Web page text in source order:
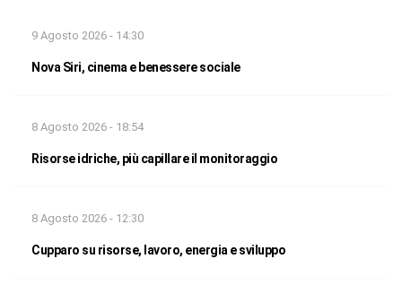
9 Agosto 2026 - 14:30
Nova Siri, cinema e benessere sociale
8 Agosto 2026 - 18:54
Risorse idriche, più capillare il monitoraggio
8 Agosto 2026 - 12:30
Cupparo su risorse, lavoro, energia e sviluppo